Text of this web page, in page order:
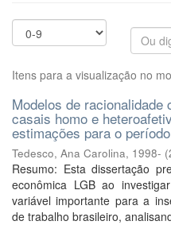
Itens para a visualização no
Modelos de
casais homo e
estimações para o
Tedesco, Ana Carolina, 1998- (
Resumo: Esta dissertação
econômica LGB ao
variável importante para a
de trabalho brasileiro,